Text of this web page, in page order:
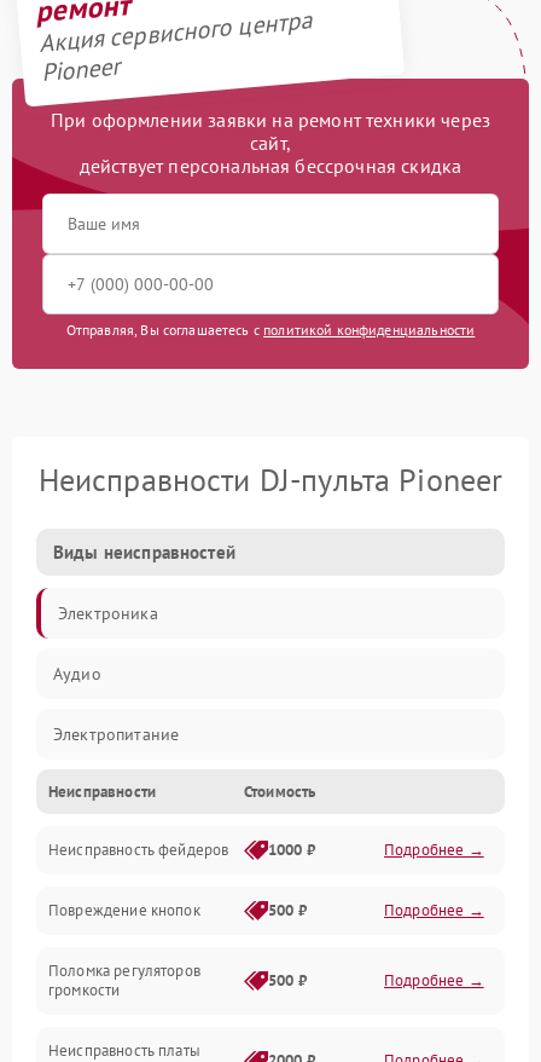
Акция сервисного центра
Pioneer
При оформлении заявки на ремонт техники через
сайт,
действует персональная бессрочная скидка
Отправляя, Вы соглашаетесь с политикой конфиденциальности
Неисправности DJ-пульта Pioneer
Виды неисправностей
Электроника
Аудио
Электропитание
Управление
Интерфейсы
Механические повреждения
Механика
Неисправности Стоимость
Неисправность фейдеров 1000 ₽ Подробнее →
Повреждение кнопок 500 ₽ Подробнее →
Поломка регуляторов
громкости
500 ₽ Подробнее →
Неисправность платы